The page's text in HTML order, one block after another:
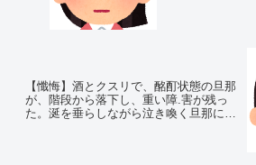
【懺悔】酒とクスリで、酩酊状態の旦那
が、階段から落下し、重い障.害が残っ
た。涎を垂らしながら泣き喚く旦那に、